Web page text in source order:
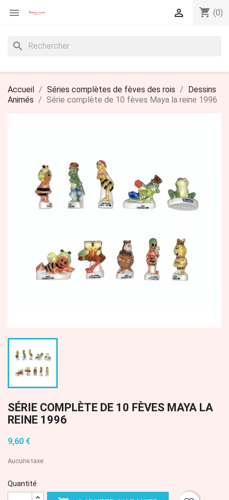
 shopping_cart (0)

search
Accueil Séries complètes de fèves des rois
Dessins
Animés
Série complète de 10 fèves Maya la reine 1996
SÉRIE COMPLÈTE DE 10 FÈVES MAYA LA
REINE 1996
9,60 €
Aucune taxe
Quantité